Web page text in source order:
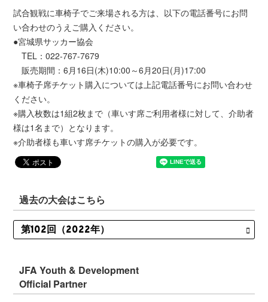
試合観戦に車椅子でご来場される方は、以下の電話番号にお問
い合わせのうえご購入ください。
●宮城県サッカー協会
TEL：022-767-7679
販売期間：6月16日(木)10:00～6月20日(月)17:00
※車椅子席チケット購入については上記電話番号にお問い合わせ
ください。
※購入枚数は1組2枚まで（車いす席ご利用者様に対して、介助者
様は1名まで）となります。
※介助者様も車いす席チケットの購入が必要です。
過去の大会はこちら
JFA Youth & Development
Official Partner